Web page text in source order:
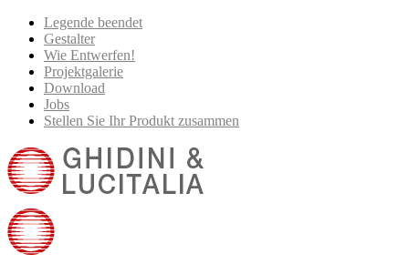
Legende beendet
Gestalter
Wie Entwerfen!
Projektgalerie
Download
Jobs
Stellen Sie Ihr Produkt zusammen